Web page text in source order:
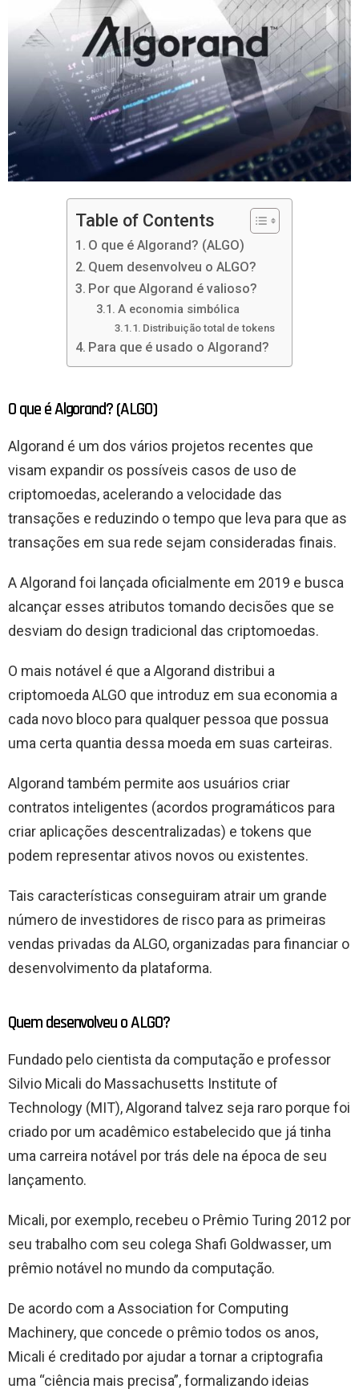
Table of Contents
O que é Algorand? (ALGO)
Quem desenvolveu o ALGO?
Por que Algorand é valioso?
A economia simbólica
Distribuição total de tokens
Para que é usado o Algorand?
O que é Algorand? (ALGO)
Algorand é um dos vários projetos recentes que
visam expandir os possíveis casos de uso de
criptomoedas, acelerando a velocidade das
transações e reduzindo o tempo que leva para que as
transações em sua rede sejam consideradas finais.
A Algorand foi lançada oficialmente em 2019 e busca
alcançar esses atributos tomando decisões que se
desviam do design tradicional das criptomoedas.
O mais notável é que a Algorand distribui a
criptomoeda ALGO que introduz em sua economia a
cada novo bloco para qualquer pessoa que possua
uma certa quantia dessa moeda em suas carteiras.
Algorand também permite aos usuários criar
contratos inteligentes (acordos programáticos para
criar aplicações descentralizadas) e tokens que
podem representar ativos novos ou existentes.
Tais características conseguiram atrair um grande
número de investidores de risco para as primeiras
vendas privadas da ALGO, organizadas para financiar o
desenvolvimento da plataforma.
Quem desenvolveu o ALGO?
Fundado pelo cientista da computação e professor
Silvio Micali do Massachusetts Institute of
Technology (MIT), Algorand talvez seja raro porque foi
criado por um acadêmico estabelecido que já tinha
uma carreira notável por trás dele na época de seu
lançamento.
Micali, por exemplo, recebeu o Prêmio Turing 2012 por
seu trabalho com seu colega Shafi Goldwasser, um
prêmio notável no mundo da computação.
De acordo com a Association for Computing
Machinery, que concede o prêmio todos os anos,
Micali é creditado por ajudar a tornar a criptografia
uma “ciência mais precisa”, formalizando ideias